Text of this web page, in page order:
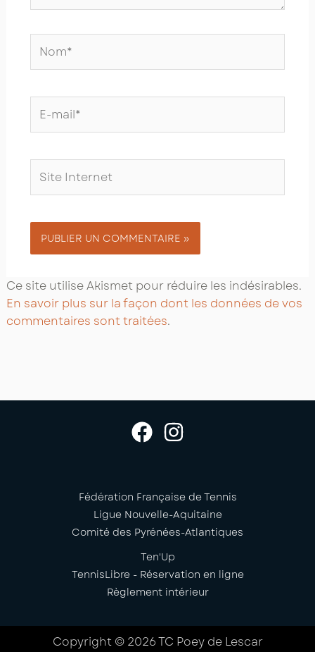
mail*
Internet
Ce site utilise Akismet pour réduire les indésirables.
En savoir plus sur la façon dont les données de vos
commentaires sont traitées.
Fédération Française de Tennis
Ligue Nouvelle-Aquitaine
Comité des Pyrénées-Atlantiques
Ten'Up
TennisLibre - Réservation en ligne
Règlement intérieur
Copyright © 2026 TC Poey de Lescar